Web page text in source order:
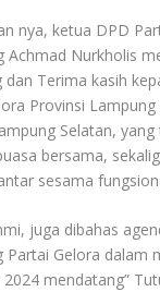
nya, ketua DPD
Achmad Nurkholis
Terima kasih
Provinsi
Selatan,
bersama,
sesama
juga dibahas
Partai Gelora dalam
mendatang”